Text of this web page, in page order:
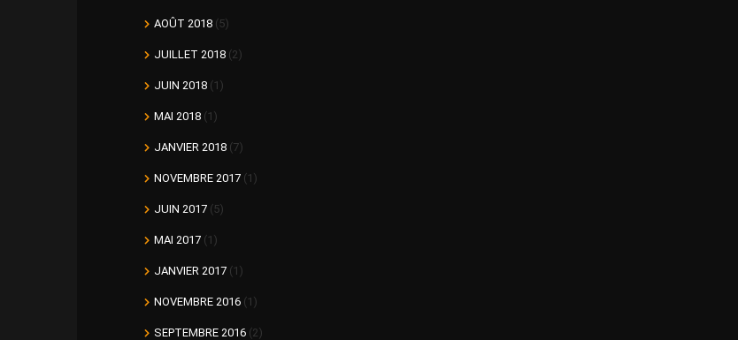
AOÛT 2018 (5)
JUILLET 2018 (2)
JUIN 2018 (1)
MAI 2018 (1)
JANVIER 2018 (7)
NOVEMBRE 2017 (1)
JUIN 2017 (5)
MAI 2017 (1)
JANVIER 2017 (1)
NOVEMBRE 2016 (1)
SEPTEMBRE 2016 (2)